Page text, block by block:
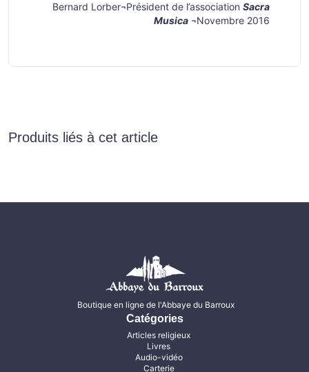
Bernard Lorber¬Président de l’association Sacra
Musica ¬Novembre 2016
Produits liés à cet article
Boutique en ligne de l'Abbaye du Barroux
Catégories
Articles religieux
Livres
Audio-vidéo
Carterie